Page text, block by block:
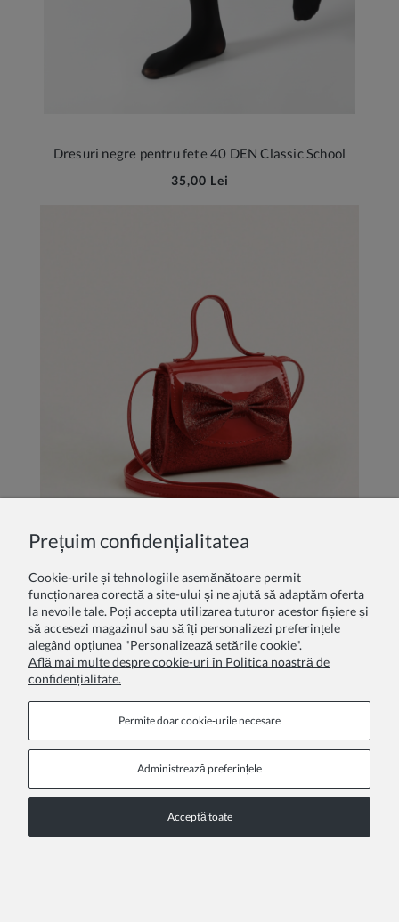
Dresuri negre pentru fete 40 DEN Classic School
35,00 Lei
Geantă roșie cu sclipici și fundă mare pentru fetițe Scarlet
70,00 Lei
Prețuim confidențialitatea
Cookie-urile și tehnologiile asemănătoare permit
funcționarea corectă a site-ului și ne ajută să adaptăm oferta
la nevoile tale. Poți accepta utilizarea tuturor acestor fișiere și
să accesezi magazinul sau să îți personalizezi preferințele
alegând opțiunea "Personalizează setările cookie".
Află mai multe despre cookie-uri în Politica noastră de
confidențialitate.
Permite doar cookie‑urile necesare
Administrează preferințele
Acceptă toate